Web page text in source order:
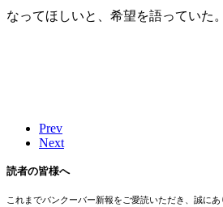
なってほしいと、希望を語っていた。
Prev
Next
読者の皆様へ
これまでバンクーバー新報をご愛読いただき、誠に